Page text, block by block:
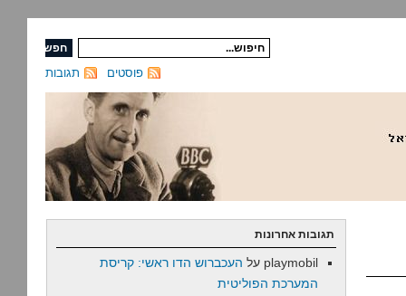
תגובות פוסטים
תגובות אחרונות
playmobil על העכברוש הדו ראשי: קריסת
המערכת הפוליטית